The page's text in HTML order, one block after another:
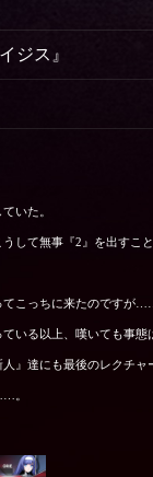
ジス』
いた。
して無事『2』を出すこ
てこっちに来たのですが
いる以上、嘆いても事態
』達にも最後のレクチャ
。